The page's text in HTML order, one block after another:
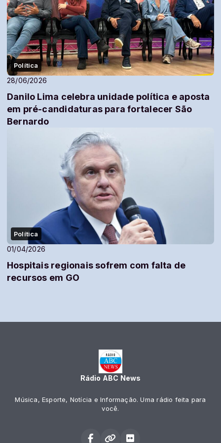
Política
28/06/2026
Danilo Lima celebra unidade política e aposta
em pré-candidaturas para fortalecer São
Bernardo
Política
01/04/2026
Hospitais regionais sofrem com falta de
recursos em GO
Rádio ABC News
Música, Esporte, Notícia e Informação. Uma rádio feita para
você.